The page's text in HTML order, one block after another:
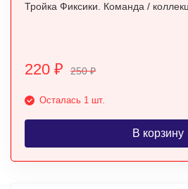
Тройка Фиксики. Команда /
220 ₽ 250₽
Осталась 1 шт.
В корзину